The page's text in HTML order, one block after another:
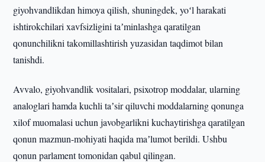
giyohvandlikdan himoya qilish, shuningdek, yoʻl harakati
ishtirokchilari xavfsizligini taʼminlashga qaratilgan
qonunchilikni takomillashtirish yuzasidan taqdimot bilan
tanishdi.
Avvalo, giyohvandlik vositalari, psixotrop moddalar, ularning
analoglari hamda kuchli taʼsir qiluvchi moddalarning qonunga
xilof muomalasi uchun javobgarlikni kuchaytirishga qaratilgan
qonun mazmun-mohiyati haqida maʼlumot berildi. Ushbu
qonun parlament tomonidan qabul qilingan.